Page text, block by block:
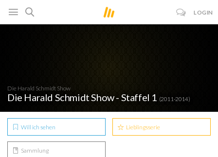
LOGIN
Die Harald Schmidt Show
Die Harald Schmidt Show - Staffel 1 (2011-2014)
Will ich sehen Lieblingsserie
Sammlung